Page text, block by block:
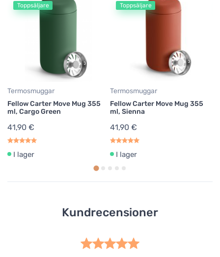
Toppsäljare
Termosmuggar
Fellow Carter Move Mug 355
ml, Cargo Green
41,90 €
I lager
Toppsäljare
Termosmuggar
Fellow Carter Move Mug 355
ml, Sienna
41,90 €
I lager
Kundrecensioner